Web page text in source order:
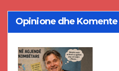
Opinione dhe Komente